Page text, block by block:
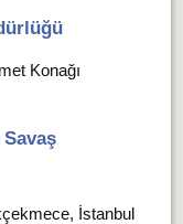
Konağı
İstanbul